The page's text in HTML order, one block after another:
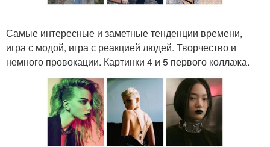
Самые интересные и заметные тенденции времени,
игра с модой, игра с реакцией людей. Творчество и
немного провокации. Картинки 4 и 5 первого коллажа.